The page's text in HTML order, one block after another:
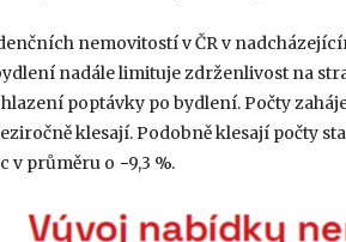
nemovitostí v ČR v
nadále limituje zdrženlivost na
poptávky po bydlení. Počty
klesají. Podobně klesají počty
v průměru o −9,3 %.